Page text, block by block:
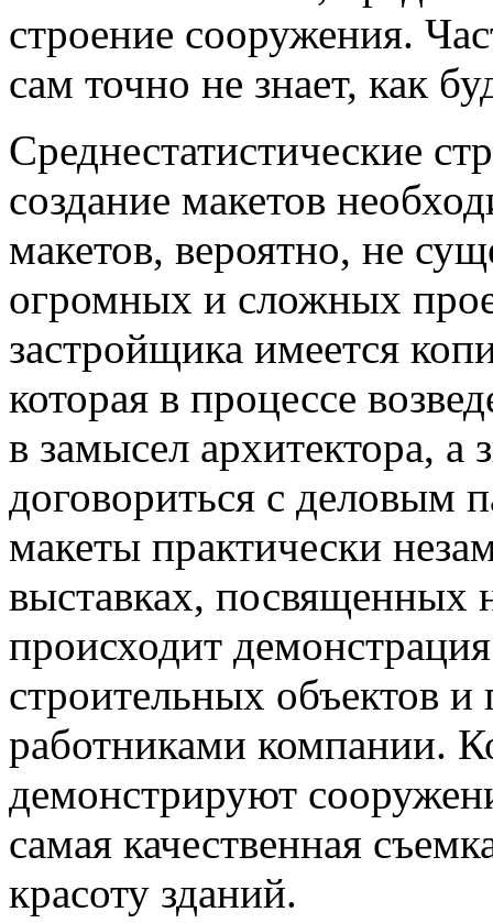
строение сооружения.
сам точно не знает, как
Среднестатистические
создание макетов
макетов, вероятно, не
огромных и сложных
застройщика имеется
которая в процессе
в замысел архитектора,
договориться с деловым
макеты практически
выставках,
происходит
строительных объектов
работниками компании.
демонстрируют
самая качественная
красоту зданий.